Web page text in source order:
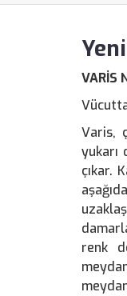
VARİS
Varis,
yukarı
çıkar.
renk